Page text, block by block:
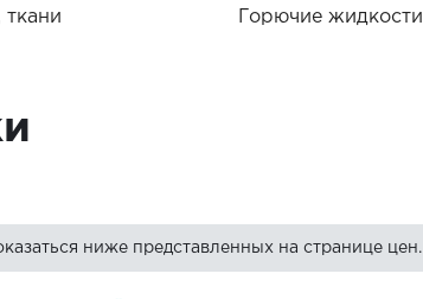
Горючие жидкости
ниже представленных на странице цен.